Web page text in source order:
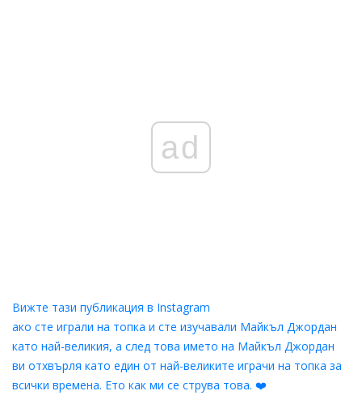
ad
Вижте тази публикация в Instagram
ако сте играли на топка и сте изучавали Майкъл Джордан
като най-великия, а след това името на Майкъл Джордан
ви отхвърля като един от най-великите играчи на топка за
всички времена. Ето как ми се струва това. ❤️